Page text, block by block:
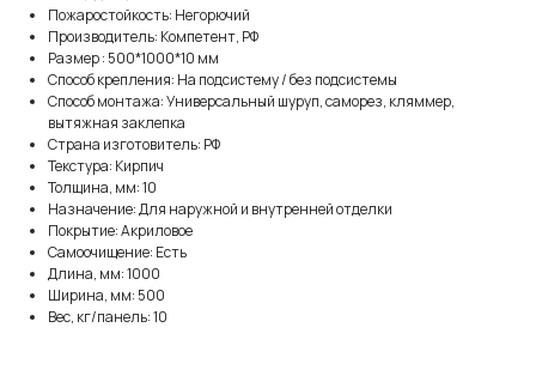
Пожаростойкость: Негорючий
Производитель: Компетент, РФ
Размер : 500*1000*10 мм
Способ крепления: На подсистему / без подсистемы
Способ монтажа: Универсальный шуруп, саморез, кляммер,
вытяжная заклепка
Страна изготовитель: РФ
Текстура: Кирпич
Толщина, мм: 10
Назначение: Для наружной и внутренней отделки
Покрытие: Акриловое
Самоочищение: Есть
Длина, мм: 1000
Ширина, мм: 500
Вес, кг/панель: 10